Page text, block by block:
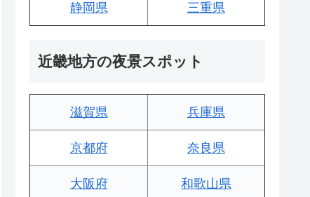
静岡県 三重県
近畿地方の夜景スポット
滋賀県 兵庫県
京都府 奈良県
大阪府 和歌山県